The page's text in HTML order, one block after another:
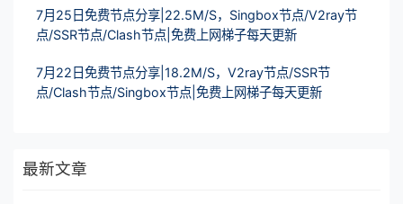
7月25日免费节点分享|22.5M/S，Singbox节点/V2ray节
点/SSR节点/Clash节点|免费上网梯子每天更新
7月22日免费节点分享|18.2M/S，V2ray节点/SSR节
点/Clash节点/Singbox节点|免费上网梯子每天更新
最新文章